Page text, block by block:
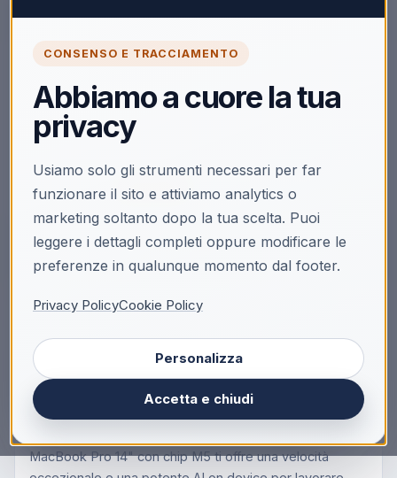
CONSENSO E TRACCIAMENTO
Abbiamo a cuore la tua
privacy
Usiamo solo gli strumenti necessari per far
funzionare il sito e attiviamo analytics o
marketing soltanto dopo la tua scelta. Puoi
leggere i dettagli completi oppure modificare le
preferenze in qualunque momento dal footer.
Privacy PolicyCookie Policy
Personalizza
Accetta e chiudi
🔒
Accedi per vedere i prezzi
Solo i clienti registrati e abilitati possono visualizzare i
Registrati
Descrizione
Apple MacBook Pro 14" Chip M5 10‑core CPU
10‑core GPU, 24GB, 1TB SSD Argento, Apple M,
36,1 cm (14.2"), 3024 x 1964 Pixel, 24 GB, 1 TB,
macOS Tahoe
MacBook Pro 14" con chip M5 ti offre una velocità